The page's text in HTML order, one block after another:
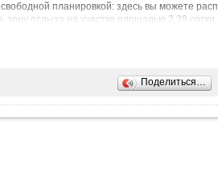
планировкой: здесь вы можете
зону отдыха на участке площадью 2,38 сотки.
Поделиться…